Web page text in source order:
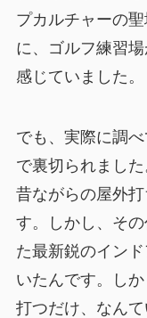
プカルチャーの
に、ゴルフ練習
感じていました。
でも、実際に調
で裏切られまし
昔ながらの屋外
す。しかし、そ
た最新鋭のイン
いたんです。し
打つだけ、なん